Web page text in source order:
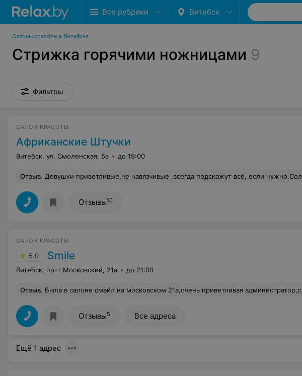
Все рубрики Витебск
Салоны красоты в Витебске
Стрижка горячими ножницами 9
Фильтры
САЛОН КРАСОТЫ
Африканские Штучки
Витебск, ул. Смоленская, 5а до 19:00
Отзыв. Девушки приветливые,не навязчивые ,всегда подскажут всё, если нужно.Солярий отличный, лампы хорошие, загар за 6 мин даже берется. И после сеанса свежий, прохладный воздух, то что нужно)! Не то что задыхаешься ,от горячего воздуха, после сеанса как в большинстве из соляриев.
Отзывы10
САЛОН КРАСОТЫ
5.0 Smile
Витебск, пр-т Московский, 21а до 21:00
Отзыв. Была в салоне смайл на московском 21а,очень приветливая администратор,сделали отличную стрижку,приняли,не считаясь со временем
Отзывы5 Все адреса
Ещё 1 адрес